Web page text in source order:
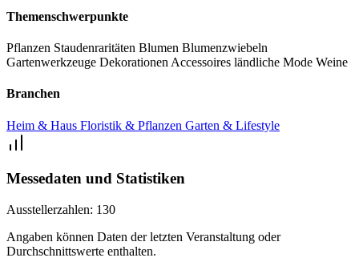
Themenschwerpunkte
Pflanzen Staudenraritäten Blumen Blumenzwiebeln
Gartenwerkzeuge Dekorationen Accessoires ländliche Mode Weine
Branchen
Heim & Haus Floristik & Pflanzen Garten & Lifestyle
Messedaten und Statistiken
Ausstellerzahlen: 130
Angaben können Daten der letzten Veranstaltung oder
Durchschnittswerte enthalten.